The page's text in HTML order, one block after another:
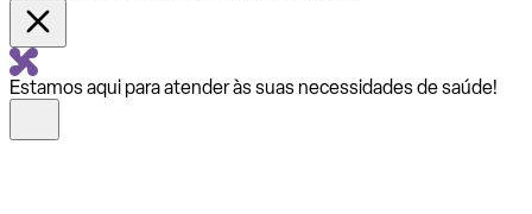
Estamos aqui para atender às suas necessidades de saúde!